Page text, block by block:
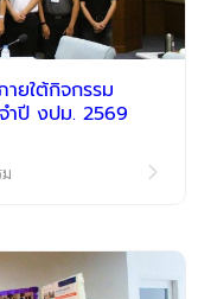
ยใต้กิจกรรม
ำปี งปม. 2569